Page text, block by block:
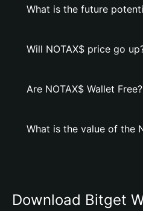
What is the future
Will NOTAX$ price go
Are NOTAX$ Wallet Free?
What is the value of the
Download Bitget